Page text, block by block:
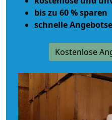
bis zu 60 % sparen
schnelle
Kostenlose